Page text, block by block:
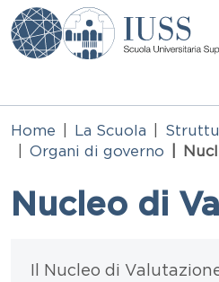
Salta al contenuto
Home La Scuola
Organi di governo
Nucleo di
Testo
Il Nucleo di